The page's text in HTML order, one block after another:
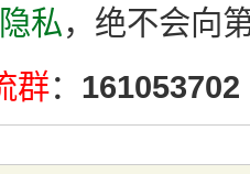
私，绝不会向
群： 161053702